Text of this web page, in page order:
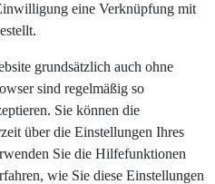
eine Verknüpfung mit
grundsätzlich auch ohne
sind regelmäßig so
Sie können die
über die Einstellungen Ihres
Sie die Hilfefunktionen
wie Sie diese Einstellungen